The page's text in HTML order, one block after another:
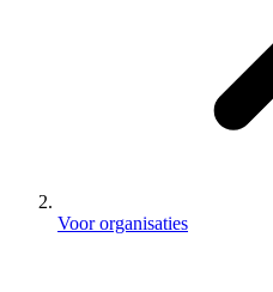
Voor organisaties